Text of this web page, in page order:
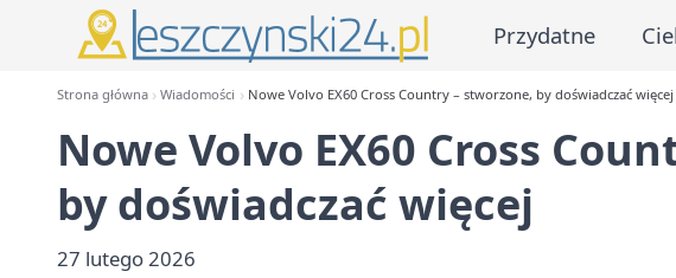
Przydatne
Strona główna Wiadomości Nowe Volvo EX60 Cross Country – stworzone, by doświadczać więcej
Nowe Volvo EX60 Cross
by doświadczać więcej
27 lutego 2026